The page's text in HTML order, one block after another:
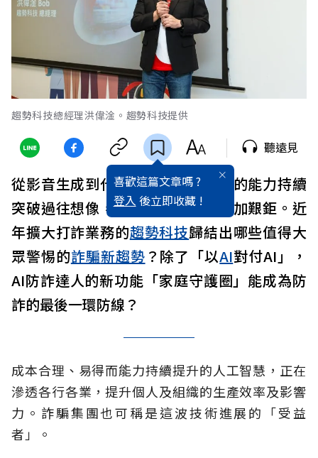
趨勢科技總經理洪偉淦。趨勢科技提供
喜歡這篇文章嗎 ?
登入 後立即收藏 !
聽遠見
從影音生成到代理任務，人工智慧的能力持續
突破過往想像，也讓防詐攻防戰更加艱鉅。近
年擴大打詐業務的趨勢科技歸結出哪些值得大
眾警惕的詐騙新趨勢 ？除了「以AI對付AI」，
AI防詐達人的新功能「家庭守護圈」能成為防
詐的最後一環防線？
成本合理、易得而能力持續提升的人工智慧，正在
滲透各行各業，提升個人及組織的生產效率及影響
力。詐騙集團也可稱是這波技術進展的「受益
者」。